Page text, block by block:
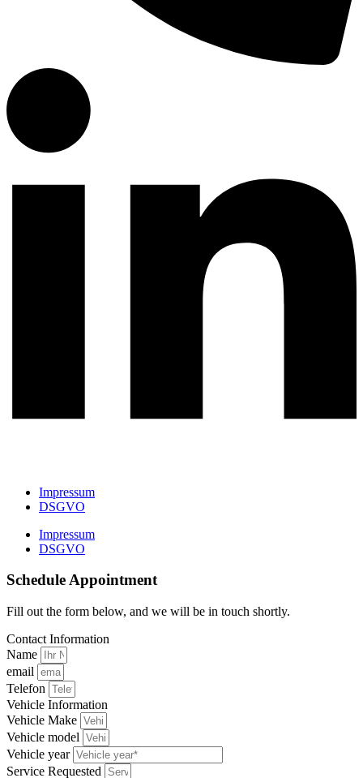
Impressum
DSGVO
Impressum
DSGVO
Schedule Appointment
Fill out the form below, and we will be in touch shortly.
Contact Information
Name
email
Telefon
Vehicle Information
Vehicle Make
Vehicle model
Vehicle year
Service Requested